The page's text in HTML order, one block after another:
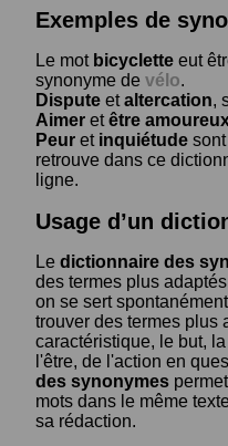
Exemples de
Le mot bicyclette eut
synonyme de vélo.
Dispute etaltercation,
Aimer etêtre
Peur et inquiétude
retrouve dans ce
ligne.
Usage d’un
Le dictionnaire des
des termes plus
on se sert
trouver des termes plus
caractéristique, le but,
l'être, de l'action en
des synonymes
mots dans le même
sa rédaction.